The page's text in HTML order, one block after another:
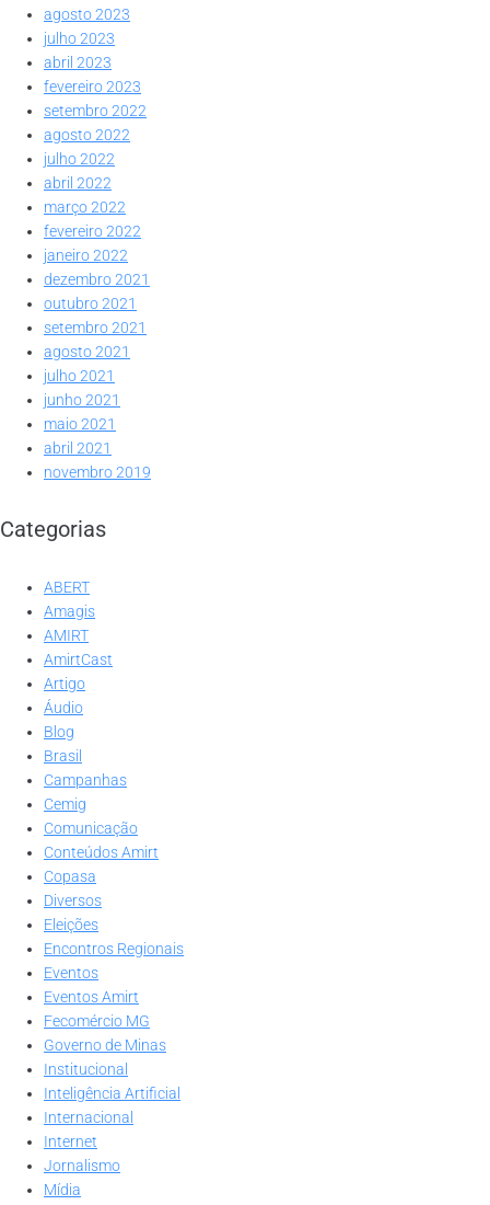
agosto 2023
julho 2023
abril 2023
fevereiro 2023
setembro 2022
agosto 2022
julho 2022
abril 2022
março 2022
fevereiro 2022
janeiro 2022
dezembro 2021
outubro 2021
setembro 2021
agosto 2021
julho 2021
junho 2021
maio 2021
abril 2021
novembro 2019
Categorias
ABERT
Amagis
AMIRT
AmirtCast
Artigo
Áudio
Blog
Brasil
Campanhas
Cemig
Comunicação
Conteúdos Amirt
Copasa
Diversos
Eleições
Encontros Regionais
Eventos
Eventos Amirt
Fecomércio MG
Governo de Minas
Institucional
Inteligência Artificial
Internacional
Internet
Jornalismo
Mídia